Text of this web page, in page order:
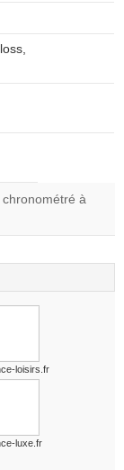
à
loisirs.fr
luxe.fr